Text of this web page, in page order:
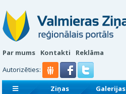
Par mums Kontakti
Reklāma
Autorizēties:
Ziņas Galerijas